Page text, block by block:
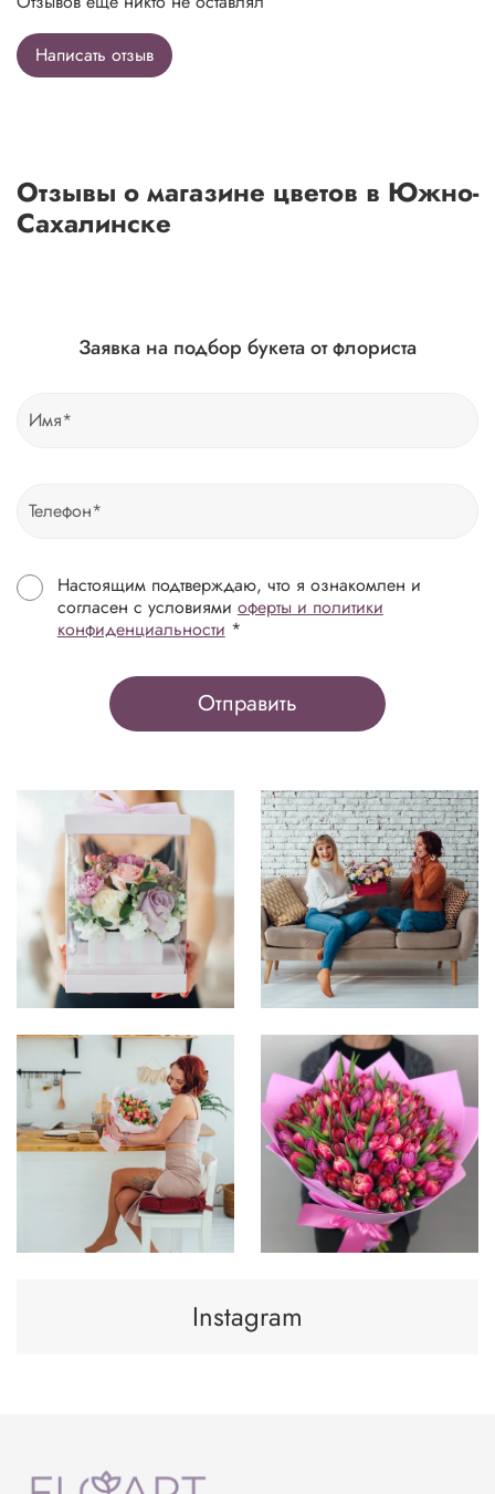
Написать отзыв
Отзывы о магазине цветов в Южно-
Сахалинске
Заявка на подбор букета от флориста
Настоящим подтверждаю, что я ознакомлен и
согласен с условиями оферты и политики
конфиденциальности *
Отправить
Instagram